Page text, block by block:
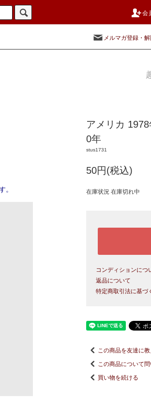
会
メルマガ登録・
。
アメリカ
0年
stus1731
50円(税込)
在庫状況 在庫切れ中
コンディションにつ
返品について
特定商取引法に基づ
この商品を友達に
この商品について
買い物を続ける